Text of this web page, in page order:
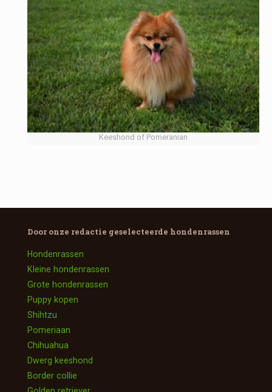
Keeshond of Pomeranian
Door onze redactie geselecteerde hondenrassen
Hondenrassen
Kleine hondenrassen
Grote hondenrassen
Puppy kopen
Shihtzu
Pomeriaan
Chihuahua
Dwerg keeshond
Border collie